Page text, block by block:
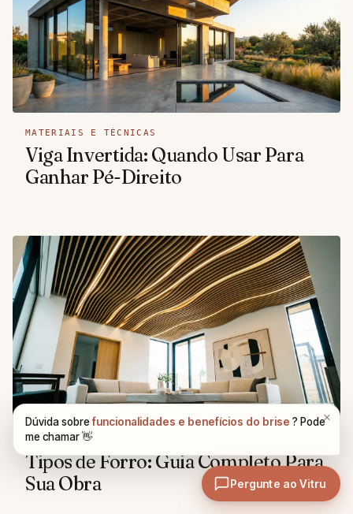
MATERIAIS E TÉCNICAS
Viga Invertida: Quando Usar Para
Ganhar Pé-Direito
MATERIAIS E TÉCNICAS
Tipos de Forro: Guia Completo Para
Sua Obra